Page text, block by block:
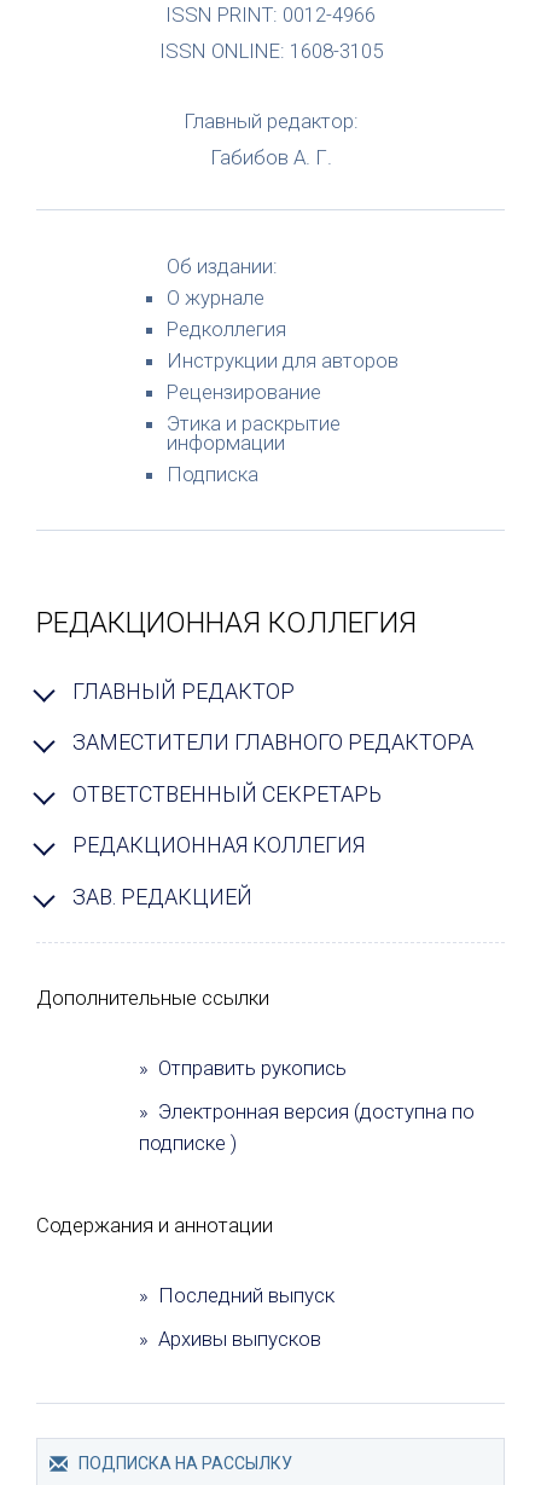
ISSN PRINT: 0012-4966
ISSN ONLINE: 1608-3105
Главный редактор:
Габибов А. Г.
Об издании:
О журнале
Редколлегия
Инструкции для авторов
Рецензирование
Этика и раскрытие
информации
Подписка
РЕДАКЦИОННАЯ КОЛЛЕГИЯ
ГЛАВНЫЙ РЕДАКТОР
ЗАМЕСТИТЕЛИ ГЛАВНОГО РЕДАКТОРА
ОТВЕТСТВЕННЫЙ СЕКРЕТАРЬ
РЕДАКЦИОННАЯ КОЛЛЕГИЯ
ЗАВ. РЕДАКЦИЕЙ
Дополнительные ссылки
» Отправить рукопись
» Электронная версия (доступна по
подписке )
Содержания и аннотации
» Последний выпуск
» Архивы выпусков
ПОДПИСКА НА РАССЫЛКУ